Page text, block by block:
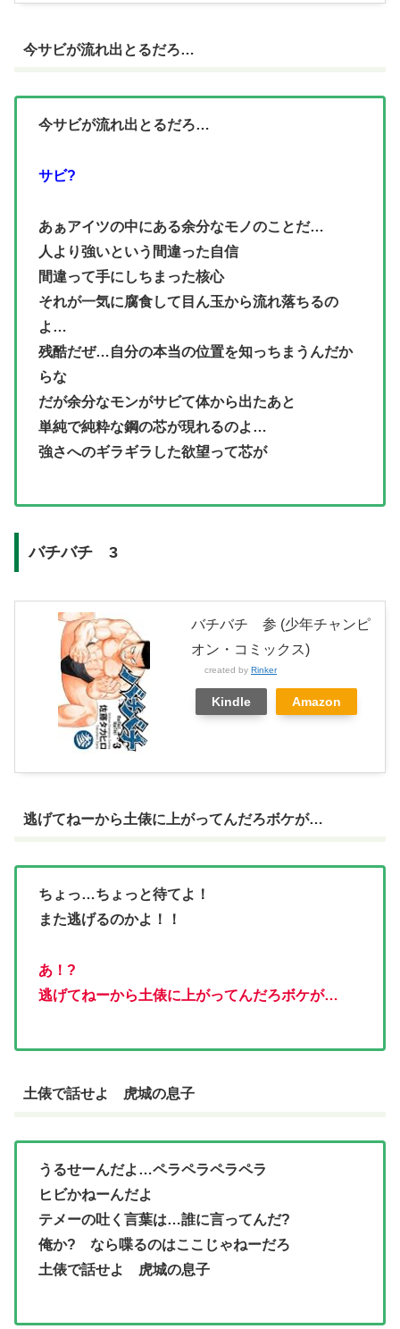
今サビが流れ出とるだろ…
今サビが流れ出とるだろ…
サビ?
あぁアイツの中にある余分なモノのことだ…
人より強いという間違った自信
間違って手にしちまった核心
それが一気に腐食して目ん玉から流れ落ちるの
よ…
残酷だぜ…自分の本当の位置を知っちまうんだか
らな
だが余分なモンがサビて体から出たあと
単純で純粋な鋼の芯が現れるのよ…
強さへのギラギラした欲望って芯が
バチバチ 3
バチバチ 参 (少年チャンピ
オン・コミックス)
created by Rinker
Kindle Amazon
逃げてねーから土俵に上がってんだろボケが…
ちょっ…ちょっと待てよ！
また逃げるのかよ！！
あ！?
逃げてねーから土俵に上がってんだろボケが…
土俵で話せよ 虎城の息子
うるせーんだよ…ペラペラペラペラ
ヒビかねーんだよ
テメーの吐く言葉は…誰に言ってんだ?
俺か? なら喋るのはここじゃねーだろ
土俵で話せよ 虎城の息子